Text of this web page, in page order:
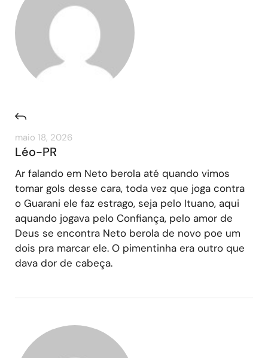
maio 18, 2026
Léo-PR
Ar falando em Neto berola até quando vimos
tomar gols desse cara, toda vez que joga contra
o Guarani ele faz estrago, seja pelo Ituano, aqui
aquando jogava pelo Confiança, pelo amor de
Deus se encontra Neto berola de novo poe um
dois pra marcar ele. O pimentinha era outro que
dava dor de cabeça.